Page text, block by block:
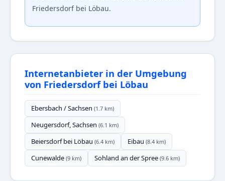
Friedersdorf bei Löbau.
Internetanbieter in der Umgebung
von Friedersdorf bei Löbau
Ebersbach / Sachsen (1.7 km)
Neugersdorf, Sachsen (6.1 km)
Beiersdorf bei Löbau (6.4 km) Eibau (8.4 km)
Cunewalde (9 km) Sohland an der Spree (9.6 km)